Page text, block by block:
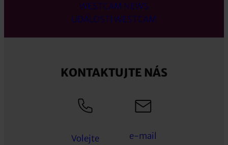
WESTCAM NEWS
UDÁLOSTI WESTCAM
KONTAKTUJTE NÁS
Volejte e-mail